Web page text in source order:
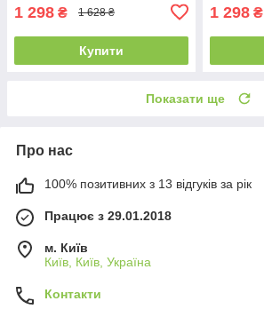
1 298 ₴ 1 628 ₴
Купити
1 298 ₴
Показати ще
Про нас
100% позитивних з 13 відгуків за рік
Працює з 29.01.2018
м. Київ
Київ, Київ, Україна
Контакти